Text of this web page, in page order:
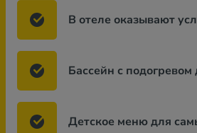
В отеле оказывают
Бассейн с
Детское меню для